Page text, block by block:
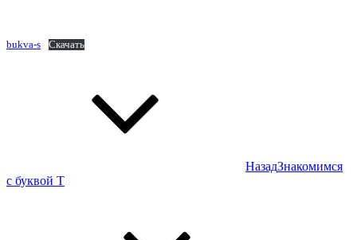
bukva-s Скачать
НазадЗнакомимся
с буквой ТПредыдущая